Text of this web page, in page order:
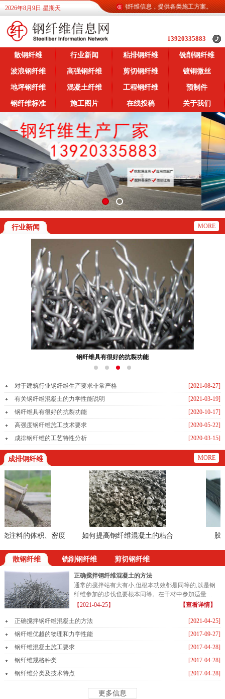
2026年8月9日 星期天
钢纤维信息网为广大客户提供各类钢纤维信息，提供各类施工方案。
13920335883
散钢纤维 行业新闻 粘排钢纤维 铣削钢纤维
波浪钢纤维 高强钢纤维 剪切钢纤维 镀铜微丝
地坪钢纤维 混凝土纤维 工程钢纤维 预制件
钢纤维标准 施工图片 在线投稿 关于我们
行业新闻 MORE
钢纤维具有很好的抗裂功能
[2021-08-27]
对于建筑行业钢纤维生产要求非常严格
[2021-03-19]
有关钢纤维混凝土的力学性能说明
[2020-10-17]
钢纤维具有很好的抗裂功能
[2020-05-22]
高强度钢纤维施工技术要求
[2020-03-15]
成排钢纤维的工艺特性分析
成排钢纤维 MORE
料的体积、密度
如何提高钢纤维混凝土的粘合 胶粘
散钢纤维 铣削钢纤维 剪切钢纤维
正确搅拌钢纤维混凝土的方法
通常的搅拌站有大有小,但根本功效都是同等的,以是钢
纤维参加的步伐也要根本同等。在干材中参加适量的
钢纤维...
【2021-04-25】 【查看详情】
[2021-04-25]
正确搅拌钢纤维混凝土的方法
[2017-09-27]
钢纤维优越的物理和力学性能
[2017-04-28]
钢纤维混凝土施工要求
[2017-04-28]
钢纤维规格种类
[2017-04-28]
钢纤维分类及技术特点
更多信息